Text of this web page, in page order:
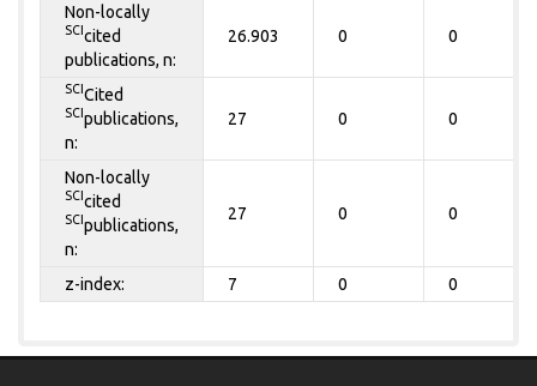
Non-locally
SCI cited
publications, n:
26.903 0 0
SCI Cited
SCI publications,
n:
27 0 0
Non-locally
SCI cited
SCI publications,
n:
27 0 0
z-index: 7 0 0